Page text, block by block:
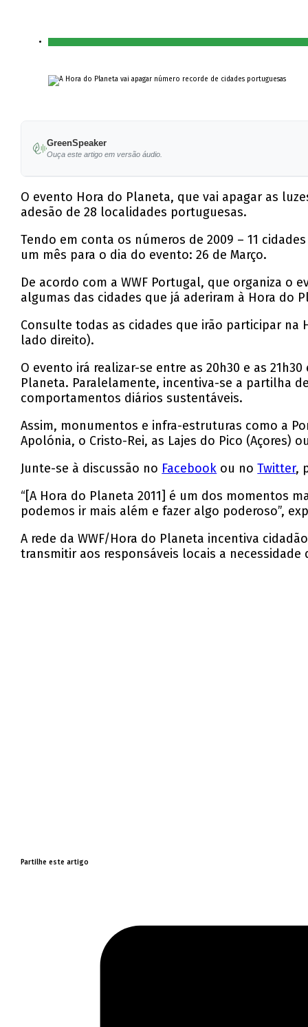
GreenSpeaker
Ouça este artigo em versão áudio.
O evento Hora do Planeta, que vai apagar as
adesão de 28 localidades portuguesas.
Tendo em conta os números de 2009 – 11
um mês para o dia do evento: 26 de Março.
De acordo com a WWF Portugal, que organiza o
algumas das cidades que já aderiram à Hora do
Consulte todas as cidades que irão participar na
lado direito).
O evento irá realizar-se entre as 20h30 e as
Planeta. Paralelamente, incentiva-se a partilha
comportamentos diários sustentáveis.
Assim, monumentos e infra-estruturas como a
Apolónia, o Cristo-Rei, as Lajes do Pico (Açores)
Junte-se à discussão no Facebook ou noTwitter,
“[A Hora do Planeta 2011] é um dos momentos
podemos ir mais além e fazer algo poderoso”,
A rede da WWF/Hora do Planeta incentiva
transmitir aos responsáveis locais a
Partilhe este artigo